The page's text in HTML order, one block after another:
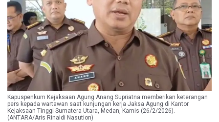
Kapuspenkum Kejaksaan Agung Anang Supriatna memberikan keterangan
pers kepada wartawan saat kunjungan kerja Jaksa Agung di Kantor
Kejaksaan Tinggi Sumatera Utara, Medan, Kamis (26/2/2026).
(ANTARA/Aris Rinaldi Nasution)